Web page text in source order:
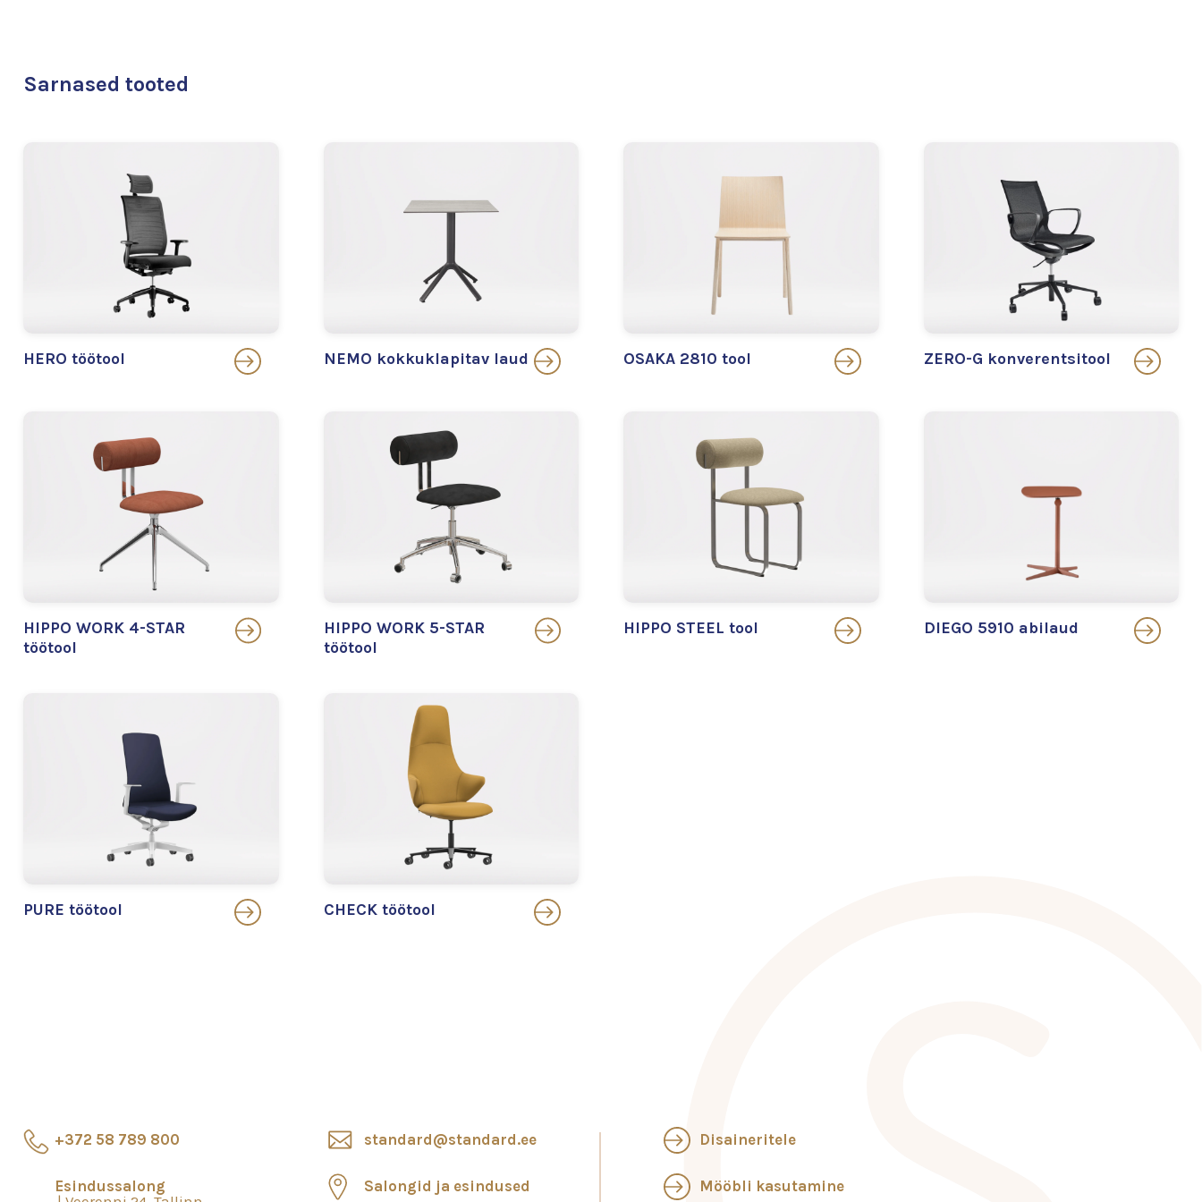
Sarnased tooted
HERO töötool NEMO kokkuklapitav laud OSAKA 2810 tool ZERO-G konverentsitool
HIPPO WORK 4-STAR
töötool
HIPPO WORK 5-STAR
töötool
HIPPO STEEL tool DIEGO 5910 abilaud
PURE töötool CHECK töötool
+372 58 789 800
Esindussalong
standard@standard.ee
Salongid ja esindused
Disaineritele
Mööbli kasutamine